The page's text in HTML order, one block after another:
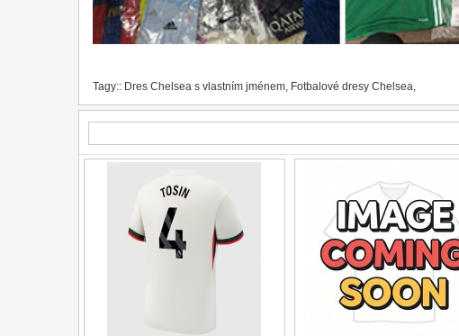
Tagy:: Dres Chelsea s vlastním jménem, Fotbalové dresy Chelsea,